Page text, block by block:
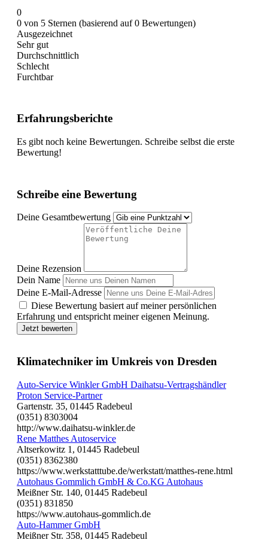
0
0 von 5 Sternen (basierend auf 0 Bewertungen)
Ausgezeichnet
Sehr gut
Durchschnittlich
Schlecht
Furchtbar
Erfahrungsberichte
Es gibt noch keine Bewertungen. Schreibe selbst die erste
Bewertung!
Schreibe eine Bewertung
Deine Gesamtbewertung
Deine Rezension
Dein Name
Deine E-Mail-Adresse
Diese Bewertung basiert auf meiner persönlichen
Erfahrung und entspricht meiner eigenen Meinung.
Jetzt bewerten
Klimatechniker im Umkreis von Dresden
Auto-Service Winkler GmbH Daihatsu-Vertragshändler
Proton Service-Partner
Gartenstr. 35, 01445 Radebeul
(0351) 8303004
http://www.daihatsu-winkler.de
Rene Matthes Autoservice
Altserkowitz 1, 01445 Radebeul
(0351) 8362380
https://www.werkstatttube.de/werkstatt/matthes-rene.html
Autohaus Gommlich GmbH & Co.KG Autohaus
Meißner Str. 140, 01445 Radebeul
(0351) 831850
https://www.autohaus-gommlich.de
Auto-Hammer GmbH
Meißner Str. 358, 01445 Radebeul